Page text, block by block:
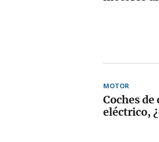
MOTOR
Coches
eléctrico,